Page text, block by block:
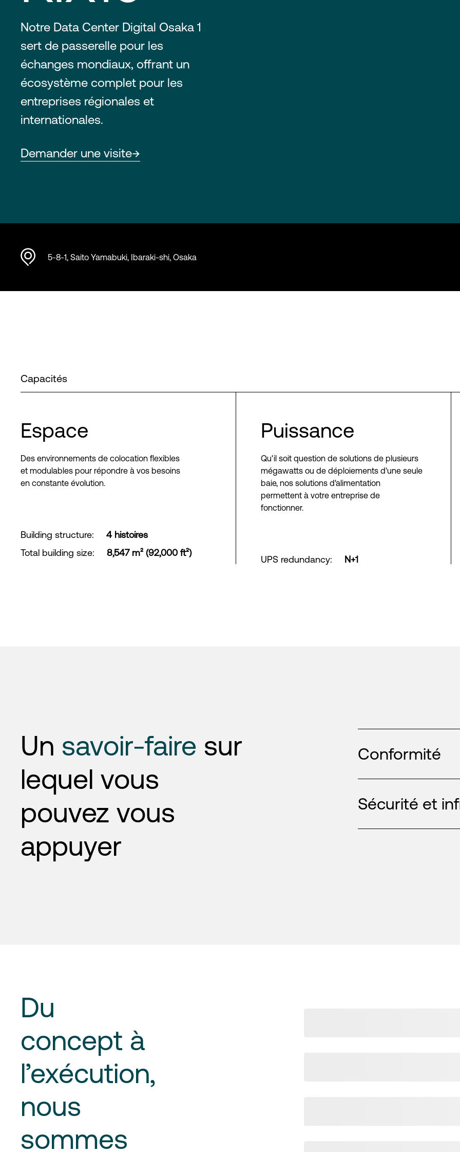
Notre Data Center Digital Osaka 1
sert de passerelle pour les
échanges mondiaux, offrant un
écosystème complet pour les
entreprises régionales et
internationales.
Demander une visite
5-8-1, Saito Yamabuki, Ibaraki-shi, Osaka
Capacités
Espace
Des environnements de colocation flexibles
et modulables pour répondre à vos besoins
en constante évolution.
Building structure:
4 histoires
Total building size: 8,547 m² (92,000 ft²)
Puissance
Qu'il soit question de solutions de plusieurs
mégawatts ou de déploiements d'une seule
baie, nos solutions d'alimentation
permettent à votre entreprise de
fonctionner.
UPS redundancy: N+1
Un savoir-faire sur
lequel vous
pouvez vous
appuyer
Conformité
Sécurité et
Du
concept à
l’exécution,
nous
sommes